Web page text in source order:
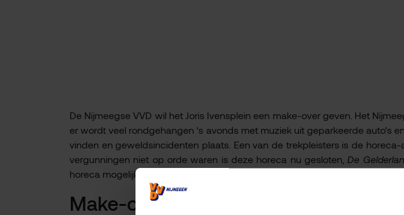
De Nijmeegse VVD wil het Joris Ivensplein een make-over geven. Het
er wordt veel rondgehangen 's avonds met muziek uit geparkeerde auto's
vinden en geweldsincidenten plaats. Een van de trekpleisters is de
vergunningen niet op orde waren is deze horeca nu gesloten, De
horeca mogelijk gesloten blijft.
Make-over